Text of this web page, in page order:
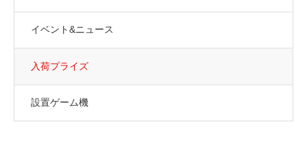
イベント&ニュース
入荷プライズ
設置ゲーム機